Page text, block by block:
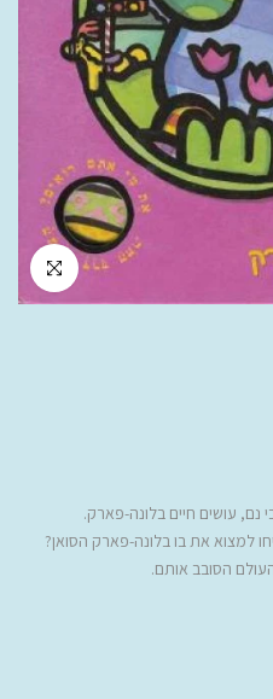
לחץ להגדלה
נם, עושים חיים בלונה-פארק.
למצוא את בו בלונה-פארק הסואן?
הסובב אותם.